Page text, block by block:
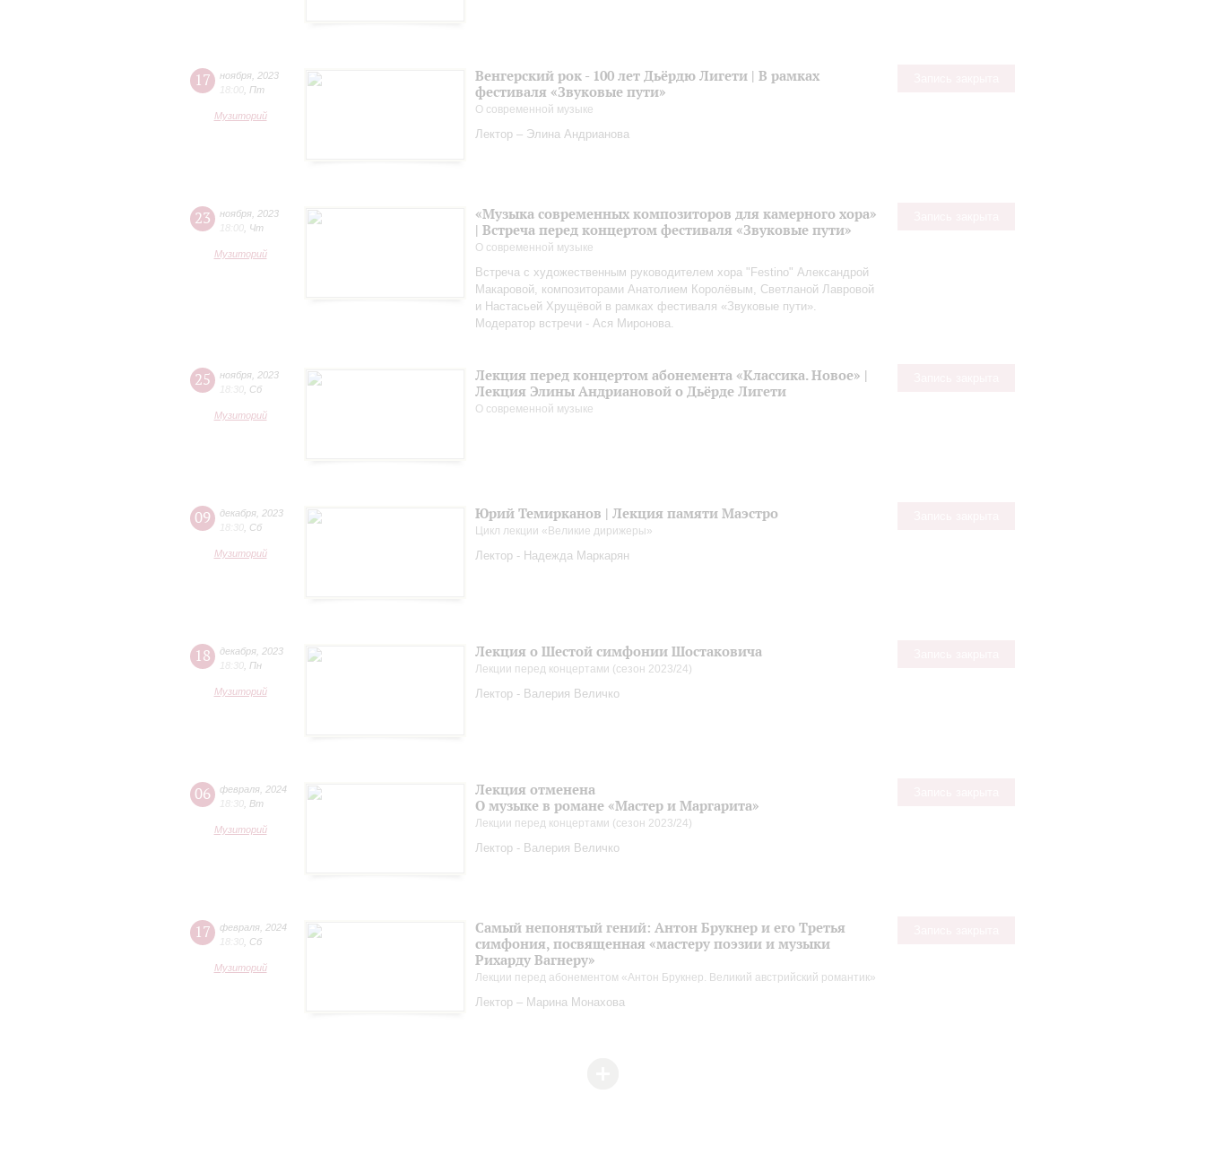
17 ноября 2023
18:00 Пт
Музиторий
Венгерский рок - 100 лет Дьёрдю Лигети | В рамках
фестиваля «Звуковые пути»
О современной музыке
Лектор – Элина Андрианова
23 ноября 2023
18:00 Чт
Музиторий
«Музыка современных композиторов для камерного хора»
| Встреча перед концертом фестиваля «Звуковые пути»
О современной музыке
Встреча с художественным руководителем хора "Festino" Александрой
Макаровой, композиторами Анатолием Королёвым, Светланой Лавровой
и Настасьей Хрущёвой в рамках фестиваля «Звуковые пути».
Модератор встречи - Ася Миронова.
25 ноября 2023
18:30 Сб
Музиторий
Лекция перед концертом абонемента «Классика. Новое» |
Лекция Элины Андриановой о Дьёрде Лигети
О современной музыке
09 декабря 2023
18:30 Сб
Музиторий
Юрий Темирканов | Лекция памяти Маэстро
Цикл лекции «Великие дирижеры»
Лектор - Надежда Маркарян
18 декабря 2023
18:30 Пн
Музиторий
Лекция о Шестой симфонии Шостаковича
Лекции перед концертами (сезон 2023/24)
Лектор - Валерия Величко
06 февраля 2024
18:30 Вт
Музиторий
Лекция отменена
О музыке в романе «Мастер и Маргарита»
Лекции перед концертами (сезон 2023/24)
Лектор - Валерия Величко
17 февраля 2024
18:30 Сб
Музиторий
Самый непонятый гений: Антон Брукнер и его Третья
симфония, посвященная «мастеру поэзии и музыки
Рихарду Вагнеру»
Лекции перед абонементом «Антон Брукнер. Великий австрийский романтик»
Лектор – Марина Монахова